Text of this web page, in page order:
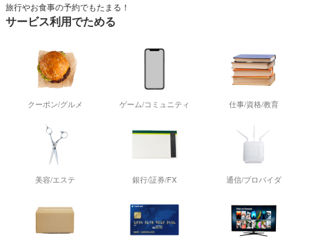
旅行やお食事の予約でもたまる！
サービス利用でためる
クーポン/グルメ ゲーム/コミュニティ 仕事/資格/教育
美容/エステ 銀行/証券/FX 通信/プロバイダ